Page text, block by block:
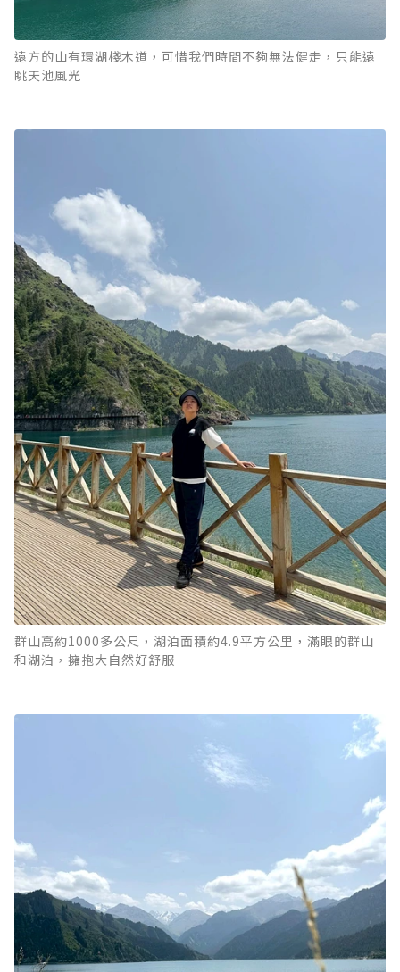
遠方的山有環湖棧木道，可惜我們時間不夠無法健走，只能遠
眺天池風光
群山高約1000多公尺，湖泊面積約4.9平方公里，滿眼的群山
和湖泊，擁抱大自然好舒服